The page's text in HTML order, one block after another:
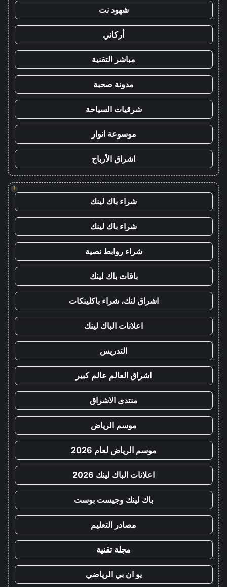
شهود نت
أركاني
مباشر التقنية
مدونة صحبة
شرقيات السياحة
موسوعة انوار
اشراق الأرباح
!
شراء باك لينك
شراء باك لينك
شراء روابط نصية
باقات باك لينك
اشراق لنك، شراء باكلينكات
اعلانات الباك لينك
التدريس
اشراق العالم عالم كبير
منتدى الاشراق
موسم الرياض
موسم الرياض لعام 2026
اعلانات الباك لينك 2026
باك لينك وجيست بوست
مصادر التعليم
مجلة تقنية
يو ان بي الرياضي